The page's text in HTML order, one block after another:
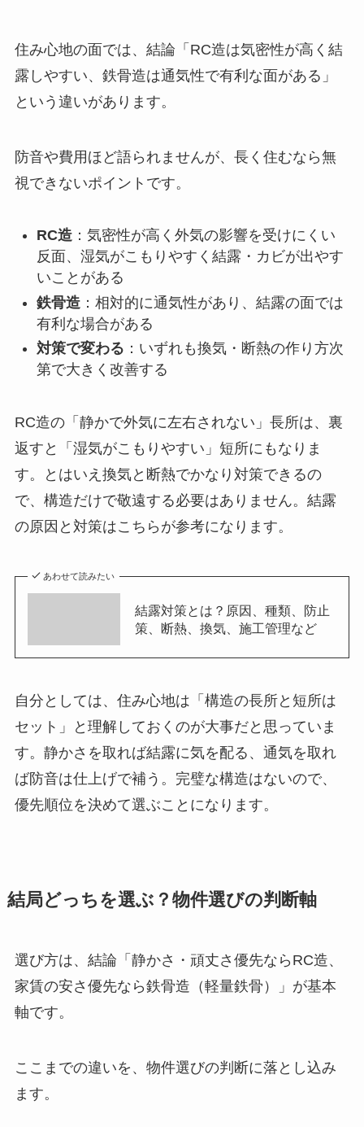
住み心地の面では、結論「RC造は気密性が高く結
露しやすい、鉄骨造は通気性で有利な面がある」
という違いがあります。
防音や費用ほど語られませんが、長く住むなら無
視できないポイントです。
RC造：気密性が高く外気の影響を受けにくい
反面、湿気がこもりやすく結露・カビが出やす
いことがある
鉄骨造：相対的に通気性があり、結露の面では
有利な場合がある
対策で変わる ：いずれも換気・断熱の作り方次
第で大きく改善する
RC造の「静かで外気に左右されない」長所は、裏
返すと「湿気がこもりやすい」短所にもなりま
す。とはいえ換気と断熱でかなり対策できるの
で、構造だけで敬遠する必要はありません。結露
の原因と対策はこちらが参考になります。
あわせて読みたい
結露対策とは？原因、種類、防止
策、断熱、換気、施工管理など
自分としては、住み心地は「構造の長所と短所は
セット」と理解しておくのが大事だと思っていま
す。静かさを取れば結露に気を配る、通気を取れ
ば防音は仕上げで補う。完璧な構造はないので、
優先順位を決めて選ぶことになります。
結局どっちを選ぶ？物件選びの判断軸
選び方は、結論「静かさ・頑丈さ優先ならRC造、
家賃の安さ優先なら鉄骨造（軽量鉄骨）」が基本
軸です。
ここまでの違いを、物件選びの判断に落とし込み
ます。